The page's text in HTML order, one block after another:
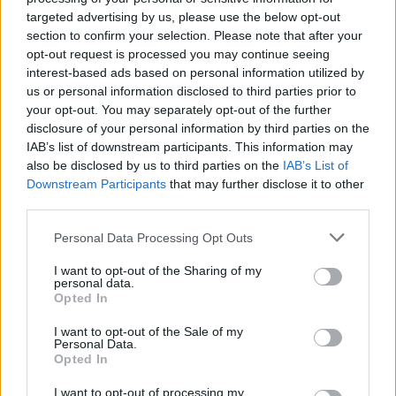
targeted advertising by us, please use the below opt-out
section to confirm your selection. Please note that after your
opt-out request is processed you may continue seeing
interest-based ads based on personal information utilized by
us or personal information disclosed to third parties prior to
your opt-out. You may separately opt-out of the further
disclosure of your personal information by third parties on the
IAB’s list of downstream participants. This information may
also be disclosed by us to third parties on the IAB’s List of
Downstream Participants that may further disclose it to other
Please note that this website/app uses one or more Google
not limited to your visit or usage behaviour. You may click to
grant or deny consent to Google and its third-party tags to
use your data for below specified purposes in below Google
consent section.
Personal Data Processing Opt Outs
I want to opt-out of the Sharing of my
personal data.
Opted In
I want to opt-out of the Sale of my
Personal Data.
Opted In
I want to opt-out of processing my
Más leídos
CULTURA
Eventos culturales en Barcelona durante
el verano de 2026
Barcelona se viste de gala en agosto con…